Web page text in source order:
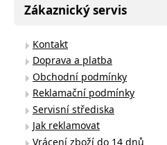
Zákaznický servis
Kontakt
Doprava a platba
Obchodní podmínky
Reklamační podmínky
Servisní střediska
Jak reklamovat
Vrácení zboží do 14 dnů